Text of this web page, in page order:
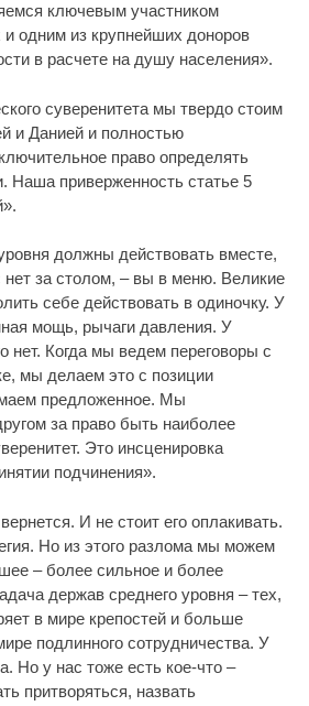
ключевым участником
одним из крупнейших доноров
в расчете на душу населения».
суверенитета мы твердо стоим
и Данией и полностью
право определять
Наша приверженность статье 5
должны действовать вместе,
нет за столом, – вы в меню. Великие
себе действовать в одиночку. У
мощь, рычаги давления. У
нет. Когда мы ведем переговоры с
мы делаем это с позиции
предложенное. Мы
за право быть наиболее
Это инсценировка
подчинения».
И не стоит его оплакивать.
Но из этого разлома мы можем
– более сильное и более
держав среднего уровня – тех,
в мире крепостей и больше
подлинного сотрудничества. У
Но у нас тоже есть кое-что –
притворяться, назвать